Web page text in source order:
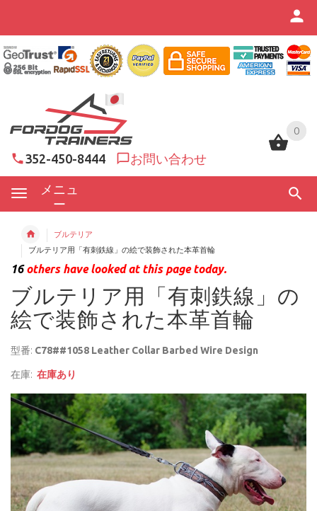
0
352-450-8444 お問い合わせ
メニュ
ー
0
ブルテリア
ブルテリア用「有刺鉄線」の絵で装飾された本革首輪
16others have looked at this page today.
ブルテリア用「有刺鉄線」の
絵で装飾された本革首輪
型番: C78##1058 Leather Collar Barbed Wire Design
在庫: 在庫あり